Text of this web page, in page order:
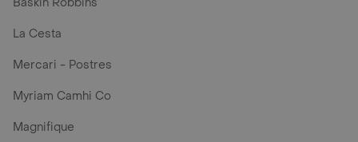
La Cesta
Mercari - Postres
Myriam Camhi Co
Magnifique